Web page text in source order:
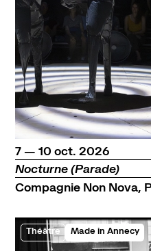
du
7 — au
10 octobre
oct. 2026
Nocturne (Parade)
Compagnie Non Nova,
Théâtre Made in Annecy